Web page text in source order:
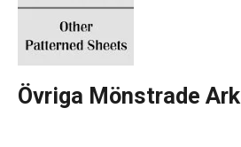
Övriga Mönstrade Ark